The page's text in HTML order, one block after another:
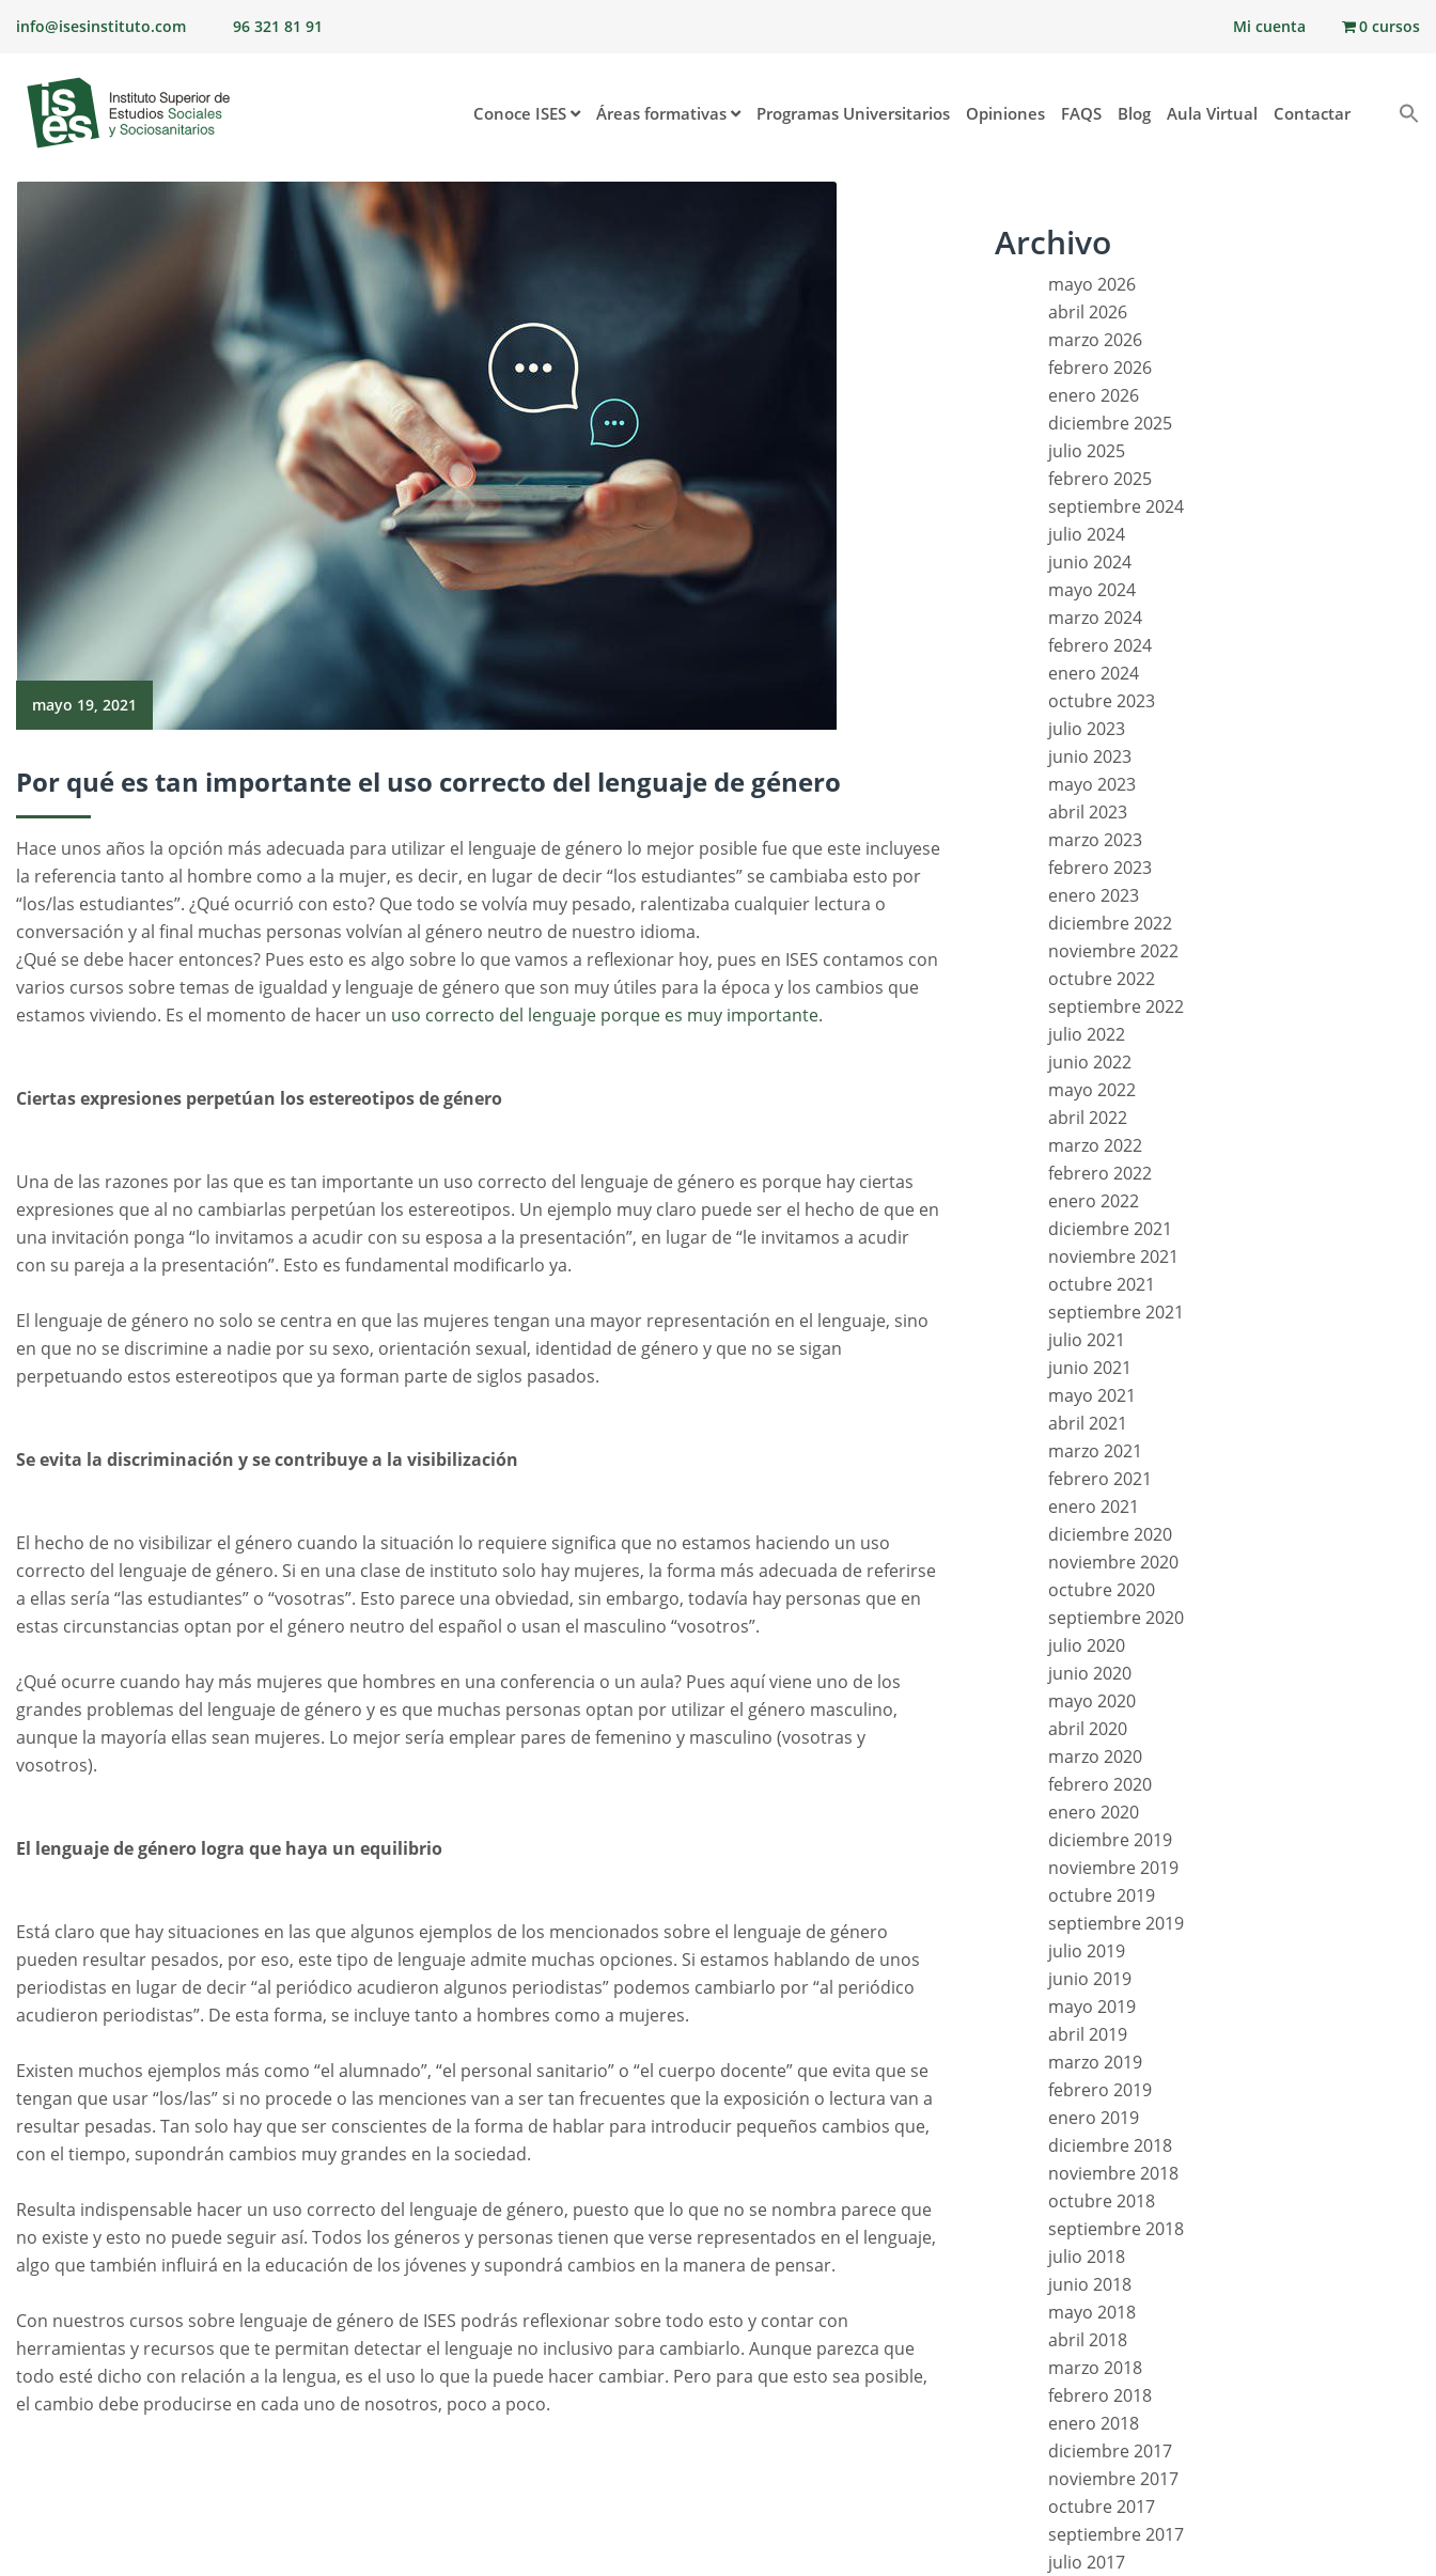
info@isesinstituto.com 96 321 81 91 Mi cuenta 0 cursos
Conoce ISES Áreas formativas Programas Universitarios Opiniones FAQS Blog Aula Virtual Contactar
mayo 19, 2021
Por qué es tan importante el uso correcto del lenguaje de género
Hace unos años la opción más adecuada para utilizar el lenguaje de género lo mejor posible fue que este incluyese
la referencia tanto al hombre como a la mujer, es decir, en lugar de decir “los estudiantes” se cambiaba esto por
“los/las estudiantes”. ¿Qué ocurrió con esto? Que todo se volvía muy pesado, ralentizaba cualquier lectura o
conversación y al final muchas personas volvían al género neutro de nuestro idioma.
¿Qué se debe hacer entonces? Pues esto es algo sobre lo que vamos a reflexionar hoy, pues en ISES contamos con
varios cursos sobre temas de igualdad y lenguaje de género que son muy útiles para la época y los cambios que
estamos viviendo. Es el momento de hacer un uso correcto del lenguaje porque es muy importante.
Ciertas expresiones perpetúan los estereotipos de género
Una de las razones por las que es tan importante un uso correcto del lenguaje de género es porque hay ciertas
expresiones que al no cambiarlas perpetúan los estereotipos. Un ejemplo muy claro puede ser el hecho de que en
una invitación ponga “lo invitamos a acudir con su esposa a la presentación”, en lugar de “le invitamos a acudir
con su pareja a la presentación”. Esto es fundamental modificarlo ya.
El lenguaje de género no solo se centra en que las mujeres tengan una mayor representación en el lenguaje, sino
en que no se discrimine a nadie por su sexo, orientación sexual, identidad de género y que no se sigan
perpetuando estos estereotipos que ya forman parte de siglos pasados.
Se evita la discriminación y se contribuye a la visibilización
El hecho de no visibilizar el género cuando la situación lo requiere significa que no estamos haciendo un uso
correcto del lenguaje de género. Si en una clase de instituto solo hay mujeres, la forma más adecuada de referirse
a ellas sería “las estudiantes” o “vosotras”. Esto parece una obviedad, sin embargo, todavía hay personas que en
estas circunstancias optan por el género neutro del español o usan el masculino “vosotros”.
¿Qué ocurre cuando hay más mujeres que hombres en una conferencia o un aula? Pues aquí viene uno de los
grandes problemas del lenguaje de género y es que muchas personas optan por utilizar el género masculino,
aunque la mayoría ellas sean mujeres. Lo mejor sería emplear pares de femenino y masculino (vosotras y
vosotros).
El lenguaje de género logra que haya un equilibrio
Está claro que hay situaciones en las que algunos ejemplos de los mencionados sobre el lenguaje de género
pueden resultar pesados, por eso, este tipo de lenguaje admite muchas opciones. Si estamos hablando de unos
periodistas en lugar de decir “al periódico acudieron algunos periodistas” podemos cambiarlo por “al periódico
acudieron periodistas”. De esta forma, se incluye tanto a hombres como a mujeres.
Existen muchos ejemplos más como “el alumnado”, “el personal sanitario” o “el cuerpo docente” que evita que se
tengan que usar “los/las” si no procede o las menciones van a ser tan frecuentes que la exposición o lectura van a
resultar pesadas. Tan solo hay que ser conscientes de la forma de hablar para introducir pequeños cambios que,
con el tiempo, supondrán cambios muy grandes en la sociedad.
Resulta indispensable hacer un uso correcto del lenguaje de género, puesto que lo que no se nombra parece que
no existe y esto no puede seguir así. Todos los géneros y personas tienen que verse representados en el lenguaje,
algo que también influirá en la educación de los jóvenes y supondrá cambios en la manera de pensar.
Con nuestros cursos sobre lenguaje de género de ISES podrás reflexionar sobre todo esto y contar con
herramientas y recursos que te permitan detectar el lenguaje no inclusivo para cambiarlo. Aunque parezca que
todo esté dicho con relación a la lengua, es el uso lo que la puede hacer cambiar. Pero para que esto sea posible,
el cambio debe producirse en cada uno de nosotros, poco a poco.
Archivo
mayo 2026
abril 2026
marzo 2026
febrero 2026
enero 2026
diciembre 2025
julio 2025
febrero 2025
septiembre 2024
julio 2024
junio 2024
mayo 2024
marzo 2024
febrero 2024
enero 2024
octubre 2023
julio 2023
junio 2023
mayo 2023
abril 2023
marzo 2023
febrero 2023
enero 2023
diciembre 2022
noviembre 2022
octubre 2022
septiembre 2022
julio 2022
junio 2022
mayo 2022
abril 2022
marzo 2022
febrero 2022
enero 2022
diciembre 2021
noviembre 2021
octubre 2021
septiembre 2021
julio 2021
junio 2021
mayo 2021
abril 2021
marzo 2021
febrero 2021
enero 2021
diciembre 2020
noviembre 2020
octubre 2020
septiembre 2020
julio 2020
junio 2020
mayo 2020
abril 2020
marzo 2020
febrero 2020
enero 2020
diciembre 2019
noviembre 2019
octubre 2019
septiembre 2019
julio 2019
junio 2019
mayo 2019
abril 2019
marzo 2019
febrero 2019
enero 2019
diciembre 2018
noviembre 2018
octubre 2018
septiembre 2018
julio 2018
junio 2018
mayo 2018
abril 2018
marzo 2018
febrero 2018
enero 2018
diciembre 2017
noviembre 2017
octubre 2017
septiembre 2017
julio 2017